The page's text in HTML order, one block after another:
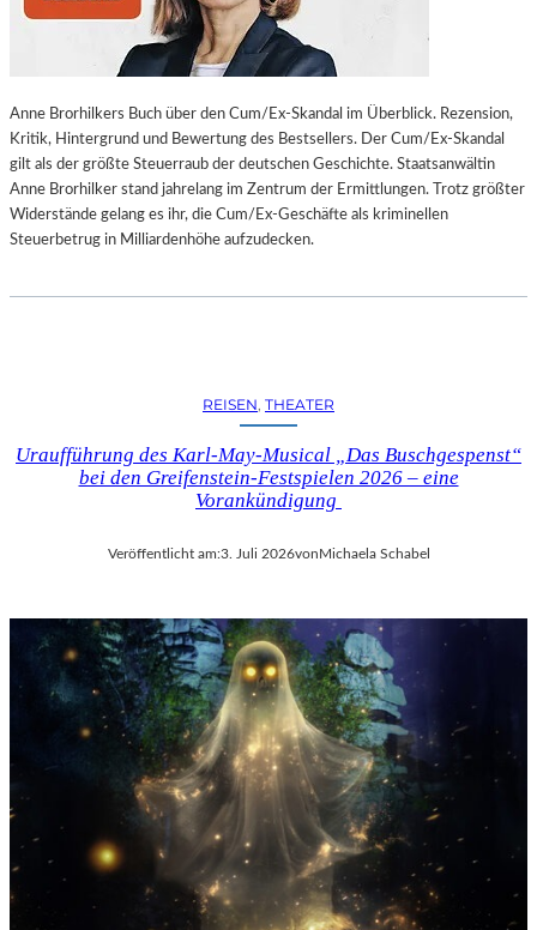
U
G
S
B
E
R
S
H
A
B
K
U
L
T
U
R
-
B
O
G
Anne Brorhilkers Buch über den Cum/Ex-Skandal im Überblick. Rezension,
Kritik, Hintergrund und Bewertung des Bestsellers. Der Cum/Ex-Skandal
gilt als der größte Steuerraub der deutschen Geschichte. Staatsanwältin
Anne Brorhilker stand jahrelang im Zentrum der Ermittlungen. Trotz größter
Widerstände gelang es ihr, die Cum/Ex-Geschäfte als kriminellen
Steuerbetrug in Milliardenhöhe aufzudecken.
REISEN, THEATER
Uraufführung des Karl-May-Musical „Das Buschgespenst“
bei den Greifenstein-Festspielen 2026 – eine
Vorankündigung
Veröffentlicht am:3. Juli 2026vonMichaela Schabel